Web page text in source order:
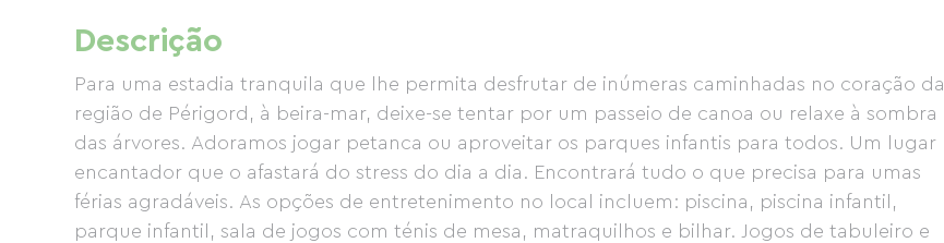
Descrição
Para uma estadia tranquila que lhe permita desfrutar de inúmeras caminhadas no coração da
região de Périgord, à beira-mar, deixe-se tentar por um passeio de canoa ou relaxe à sombra
das árvores. Adoramos jogar petanca ou aproveitar os parques infantis para todos. Um lugar
encantador que o afastará do stress do dia a dia. Encontrará tudo o que precisa para umas
férias agradáveis. As opções de entretenimento no local incluem: piscina, piscina infantil,
parque infantil, sala de jogos com ténis de mesa, matraquilhos e bilhar. Jogos de tabuleiro e